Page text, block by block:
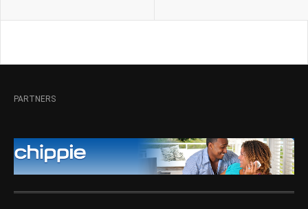
PARTNERS